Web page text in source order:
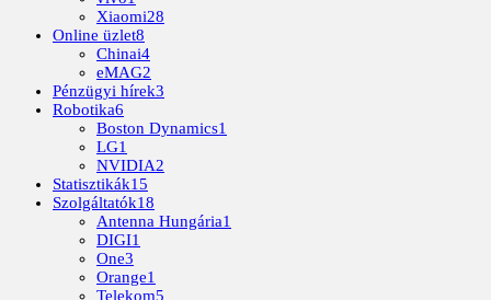
Xiaomi28
Online üzlet8
Chinai4
eMAG2
Pénzügyi hírek3
Robotika6
Boston Dynamics1
LG1
NVIDIA2
Statisztikák15
Szolgáltatók18
Antenna Hungária1
DIGI1
One3
Orange1
Telekom5